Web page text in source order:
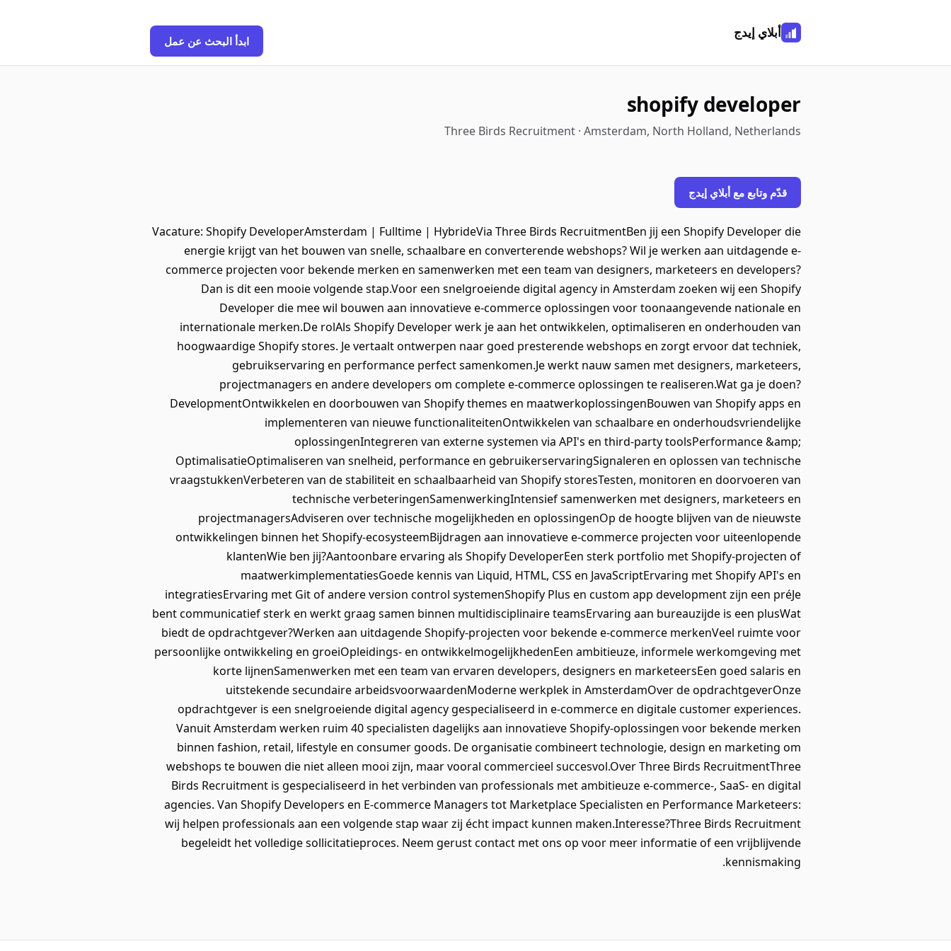
أبلاي إيدج
ابدأ البحث عن عمل
shopify developer
Three Birds Recruitment · Amsterdam, North Holland, Netherlands
قدّم وتابع مع أبلاي إيدج
Vacature: Shopify DeveloperAmsterdam | Fulltime | HybrideVia Three Birds RecruitmentBen jij een Shopify Developer die
energie krijgt van het bouwen van snelle, schaalbare en converterende webshops? Wil je werken aan uitdagende e-
commerce projecten voor bekende merken en samenwerken met een team van designers, marketeers en developers?
Dan is dit een mooie volgende stap.Voor een snelgroeiende digital agency in Amsterdam zoeken wij een Shopify
Developer die mee wil bouwen aan innovatieve e-commerce oplossingen voor toonaangevende nationale en
internationale merken.De rolAls Shopify Developer werk je aan het ontwikkelen, optimaliseren en onderhouden van
hoogwaardige Shopify stores. Je vertaalt ontwerpen naar goed presterende webshops en zorgt ervoor dat techniek,
gebruikservaring en performance perfect samenkomen.Je werkt nauw samen met designers, marketeers,
projectmanagers en andere developers om complete e-commerce oplossingen te realiseren.Wat ga je doen?
DevelopmentOntwikkelen en doorbouwen van Shopify themes en maatwerkoplossingenBouwen van Shopify apps en
implementeren van nieuwe functionaliteitenOntwikkelen van schaalbare en onderhoudsvriendelijke
oplossingenIntegreren van externe systemen via API's en third-party toolsPerformance &amp;
OptimalisatieOptimaliseren van snelheid, performance en gebruikerservaringSignaleren en oplossen van technische
vraagstukkenVerbeteren van de stabiliteit en schaalbaarheid van Shopify storesTesten, monitoren en doorvoeren van
technische verbeteringenSamenwerkingIntensief samenwerken met designers, marketeers en
projectmanagersAdviseren over technische mogelijkheden en oplossingenOp de hoogte blijven van de nieuwste
ontwikkelingen binnen het Shopify-ecosysteemBijdragen aan innovatieve e-commerce projecten voor uiteenlopende
klantenWie ben jij?Aantoonbare ervaring als Shopify DeveloperEen sterk portfolio met Shopify-projecten of
maatwerkimplementatiesGoede kennis van Liquid, HTML, CSS en JavaScriptErvaring met Shopify API's en
integratiesErvaring met Git of andere version control systemenShopify Plus en custom app development zijn een préJe
bent communicatief sterk en werkt graag samen binnen multidisciplinaire teamsErvaring aan bureauzijde is een plusWat
biedt de opdrachtgever?Werken aan uitdagende Shopify-projecten voor bekende e-commerce merkenVeel ruimte voor
persoonlijke ontwikkeling en groeiOpleidings- en ontwikkelmogelijkhedenEen ambitieuze, informele werkomgeving met
korte lijnenSamenwerken met een team van ervaren developers, designers en marketeersEen goed salaris en
uitstekende secundaire arbeidsvoorwaardenModerne werkplek in AmsterdamOver de opdrachtgeverOnze
opdrachtgever is een snelgroeiende digital agency gespecialiseerd in e-commerce en digitale customer experiences.
Vanuit Amsterdam werken ruim 40 specialisten dagelijks aan innovatieve Shopify-oplossingen voor bekende merken
binnen fashion, retail, lifestyle en consumer goods. De organisatie combineert technologie, design en marketing om
webshops te bouwen die niet alleen mooi zijn, maar vooral commercieel succesvol.Over Three Birds RecruitmentThree
Birds Recruitment is gespecialiseerd in het verbinden van professionals met ambitieuze e-commerce-, SaaS- en digital
agencies. Van Shopify Developers en E-commerce Managers tot Marketplace Specialisten en Performance Marketeers:
wij helpen professionals aan een volgende stap waar zij écht impact kunnen maken.Interesse?Three Birds Recruitment
begeleidt het volledige sollicitatieproces. Neem gerust contact met ons op voor meer informatie of een vrijblijvende
kennismaking.